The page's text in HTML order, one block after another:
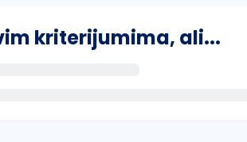
kriterijumima, ali...